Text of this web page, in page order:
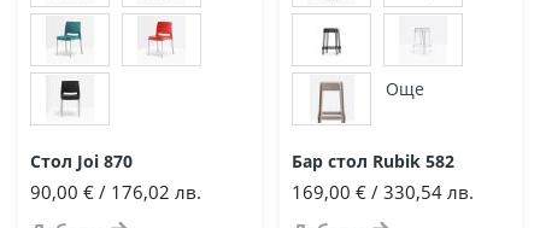
Стол Joi 870
90,00 € / 176,02 лв.
Още
Бар стол Rubik 582
169,00 € / 330,54 лв.